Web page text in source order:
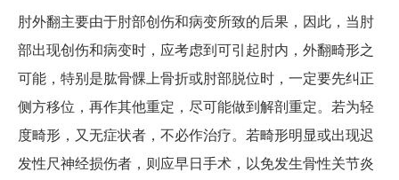
肘外翻主要由于肘部创伤和病变所致的后果，因此，当肘
部出现创伤和病变时，应考虑到可引起肘内，外翻畸形之
可能，特别是肱骨髁上骨折或肘部脱位时，一定要先纠正
侧方移位，再作其他重定，尽可能做到解剖重定。若为轻
度畸形，又无症状者，不必作治疗。若畸形明显或出现迟
发性尺神经损伤者，则应早日手术，以免发生骨性关节炎